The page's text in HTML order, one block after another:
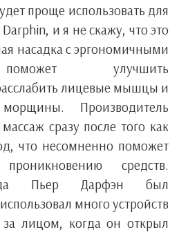
проще использовать для
и я не скажу, что это
насадка с эргономичными
улучшить
лицевые мышцы и
Производитель
сразу после того как
что несомненно поможет
средств.
Пьер Дарфэн был
много устройств
за лицом, когда он открыл